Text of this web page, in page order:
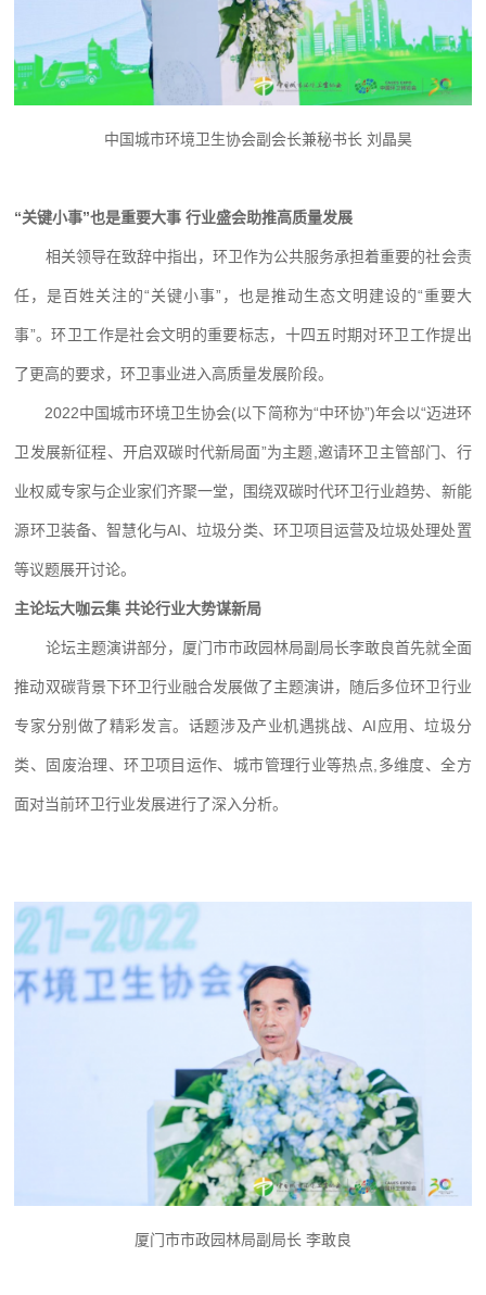
中国城市环境卫生协会副会长兼秘书长 刘晶昊
“关键小事”也是重要大事 行业盛会助推高质量发展
相关领导在致辞中指出，环卫作为公共服务承担着重要的社会责
任，是百姓关注的“关键小事”，也是推动生态文明建设的“重要大
事”。环卫工作是社会文明的重要标志，十四五时期对环卫工作提出
了更高的要求，环卫事业进入高质量发展阶段。
2022中国城市环境卫生协会(以下简称为“中环协”)年会以“迈进环
卫发展新征程、开启双碳时代新局面”为主题,邀请环卫主管部门、行
业权威专家与企业家们齐聚一堂，围绕双碳时代环卫行业趋势、新能
源环卫装备、智慧化与AI、垃圾分类、环卫项目运营及垃圾处理处置
等议题展开讨论。
主论坛大咖云集 共论行业大势谋新局
论坛主题演讲部分，厦门市市政园林局副局长李敢良首先就全面
推动双碳背景下环卫行业融合发展做了主题演讲，随后多位环卫行业
专家分别做了精彩发言。话题涉及产业机遇挑战、AI应用、垃圾分
类、固废治理、环卫项目运作、城市管理行业等热点,多维度、全方
面对当前环卫行业发展进行了深入分析。
厦门市市政园林局副局长 李敢良